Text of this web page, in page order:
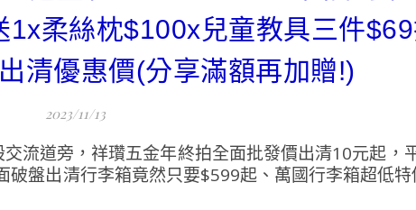
柔絲枕$100x兒童教具三件
清優惠價(分享滿額再加贈!)
2023/11/13
流道旁，祥瓚五金年終拍全面批發價出清10元起，
破盤出清行李箱竟然只要$599起、萬國行李箱超低